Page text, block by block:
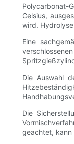
Polycarbonat-
Celsius,
wird.
Eine
Die Auswahl
Die
geachtet, kann